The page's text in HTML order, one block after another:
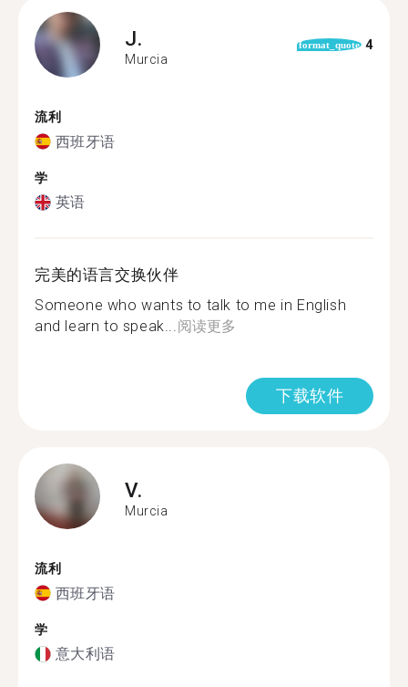
J.
Murcia
format_quote 4
流利
西班牙语
学
英语
完美的语言交换伙伴
Someone who wants to talk to me in English
and learn to speak...阅读更多
下载软件
V.
Murcia
流利
西班牙语
学
意大利语